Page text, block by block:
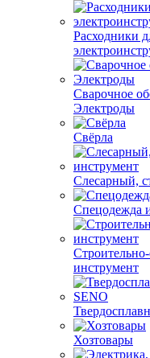
Расходники
Сварочное
Электроды
Свёрла
Слесарный,
Спецодежда
инструмент
Хозтовары